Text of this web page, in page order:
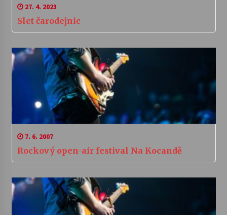
27. 4. 2023
Slet čarodejnic
7. 6. 2007
Rockový open-air festival Na Kocandě